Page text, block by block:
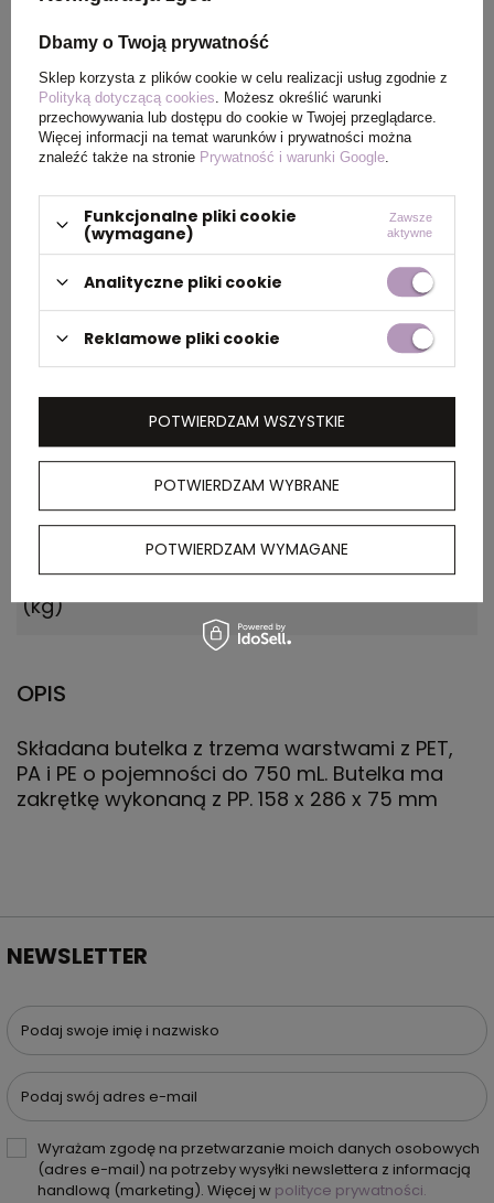
Wymiary
produktu
158 x 286 x 75 mm
Kolor czarny
PAKOWANIE
Wymiary
kartonu
zewnętrznego
(m)
0.43x0.43x0.39
kartonie
wewnętrznym
1
Waga
zewnętrznego
(kg)
8.600
OPIS
Składana butelka z trzema warstwami z PET,
PA i PE o pojemności do 750 mL. Butelka ma
zakrętkę wykonaną z PP. 158 x 286 x 75 mm
NEWSLETTER
Podaj swoje imię i nazwisko
Podaj swój adres e-mail
Wyrażam zgodę na przetwarzanie moich danych osobowych
(adres e-mail) na potrzeby wysyłki newslettera z informacją
handlową (marketing). Więcej w polityce prywatności.
Dbamy o Twoją prywatność
Sklep korzysta z plików cookie w celu realizacji usług zgodnie z
Polityką dotyczącą cookies . Możesz określić warunki
przechowywania lub dostępu do cookie w Twojej przeglądarce.
Więcej informacji na temat warunków i prywatności można
znaleźć także na stronie Prywatność i warunki Google
Funkcjonalne pliki cookie
(wymagane)
Zawsze
aktywne
Analityczne pliki cookie
Reklamowe pliki cookie
POTWIERDZAM WYBRANE
POTWIERDZAM WYMAGANE
POTWIERDZAM WSZYSTKIE